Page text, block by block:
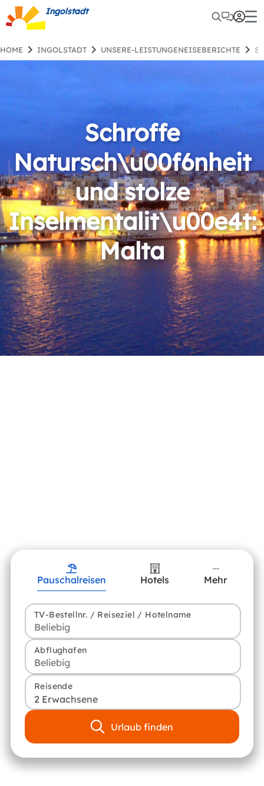
Ingolstadt
HOME INGOLSTADT UNSERE-LEISTUNGENEISEBERICHTE
Schroffe
Natursch\u00f6nheit
und stolze
Inselmentalit\u00e4t:
Malta
Pauschalreisen Hotels Mehr
TV-Bestellnr. / Reiseziel / Hotelname
Abflughafen
Reisende
2 Erwachsene
Urlaub finden